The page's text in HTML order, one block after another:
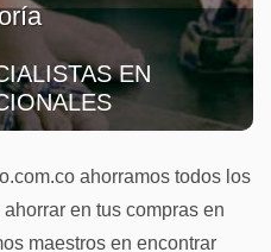
EN
ahorramos todos los
en tus compras en
maestros en encontrar